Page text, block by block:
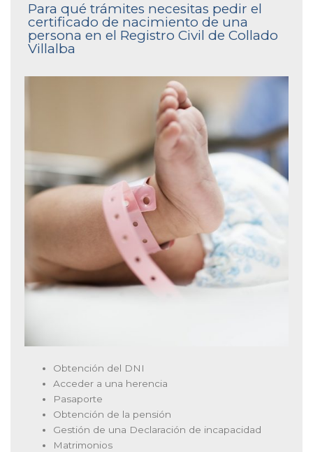
Para qué trámites necesitas pedir el
certificado de nacimiento de una
persona en el Registro Civil de Collado
Villalba
Obtención del DNI
Acceder a una herencia
Pasaporte
Obtención de la pensión
Gestión de una Declaración de incapacidad
Matrimonios